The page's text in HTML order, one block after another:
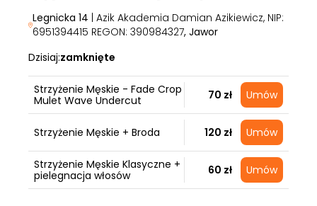
Legnicka 14 | Azik Akademia Damian Azikiewicz, NIP:
6951394415 REGON: 390984327, Jawor
Dzisiaj:zamknięte
Strzyżenie Męskie - Fade Crop
Mulet Wave Undercut
70 zł Umów
Strzyżenie Męskie + Broda 120 zł Umów
Strzyżenie Męskie Klasyczne +
pielegnacja włosów
60 zł Umów